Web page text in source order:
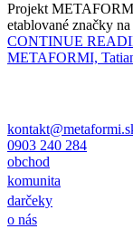
Projekt
etablované značky
CONTINUE
METAFORMI,
0903 240 284
obchod
komunita
darčeky
o nás